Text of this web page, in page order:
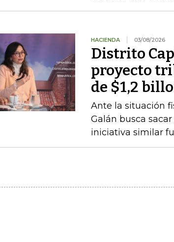
HACIENDA 03/08/2026
Distrito
proyecto
de $1,2
Ante la situación
Galán busca
iniciativa similar